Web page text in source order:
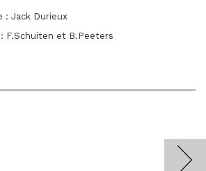
: Jack Durieux
F.Schuiten et B.Peeters